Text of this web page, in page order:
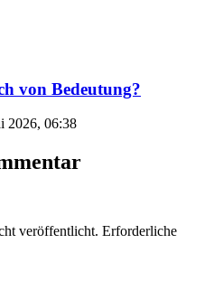
von Bedeutung?
2026, 06:38
veröffentlicht. Erforderliche